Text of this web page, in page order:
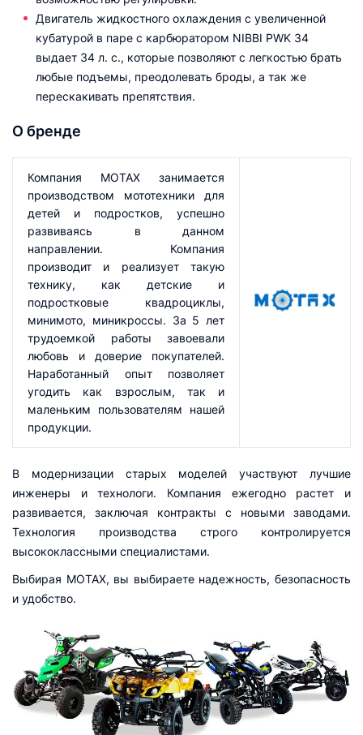
Двигатель жидкостного охлаждения c увеличенной
кубатурой в паре с карбюратором NIBBI PWK 34
выдает 34 л. с., которые позволяют с легкостью брать
любые подъемы, преодолевать броды, а так же
перескакивать препятствия.
О бренде
Компания MOTAX занимается
производством мототехники для
детей и подростков, успешно
развиваясь в данном
направлении. Компания
производит и реализует такую
технику, как детские и
подростковые квадроциклы,
минимото, миникроссы. За 5 лет
трудоемкой работы завоевали
любовь и доверие покупателей.
Наработанный опыт позволяет
угодить как взрослым, так и
маленьким пользователям нашей
продукции.
В модернизации старых моделей участвуют лучшие
инженеры и технологи. Компания ежегодно растет и
развивается, заключая контракты с новыми заводами.
Технология производства строго контролируется
высококлассными специалистами.
Выбирая MOTAX, вы выбираете надежность, безопасность
и удобство.